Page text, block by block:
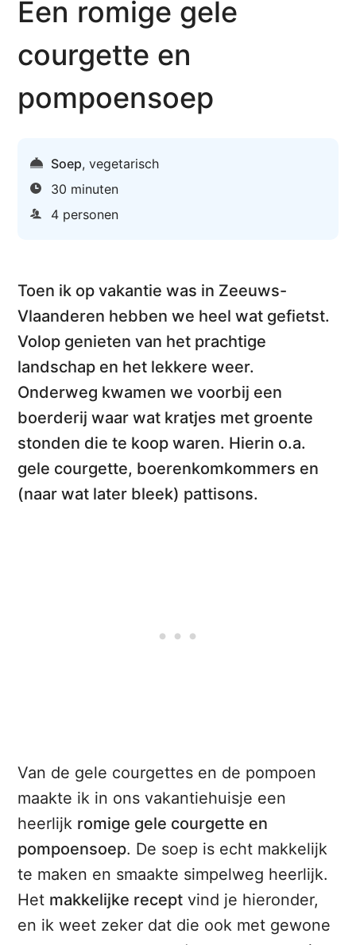
Een romige gele
courgette en
pompoensoep
Soep,vegetarisch
30 minuten
4 personen
Toen ik op vakantie was in Zeeuws-
Vlaanderen hebben we heel wat gefietst.
Volop genieten van het prachtige
landschap en het lekkere weer.
Onderweg kwamen we voorbij een
boerderij waar wat kratjes met groente
stonden die te koop waren. Hierin o.a.
gele courgette, boerenkomkommers en
(naar wat later bleek) pattisons.
Van de gele courgettes en de pompoen
maakte ik in ons vakantiehuisje een
heerlijk romige gele courgette en
pompoensoep. De soep is echt makkelijk
te maken en smaakte simpelweg heerlijk.
Het makkelijke recept vind je hieronder,
en ik weet zeker dat die ook met gewone